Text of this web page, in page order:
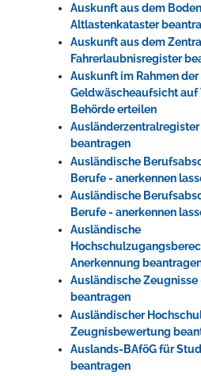
Auskunft aus dem
Altlastenkataster
Auskunft aus dem
Fahrerlaubnisregister
Auskunft im Rahmen der
Geldwäscheaufsicht auf
Behörde erteilen
beantragen
Ausländische
Berufe - anerkennen
Ausländische
Berufe - anerkennen
Ausländische
Anerkennung
Ausländische Zeugnisse
beantragen
Ausländischer
Zeugnisbewertung
Auslands-BAföG für
beantragen